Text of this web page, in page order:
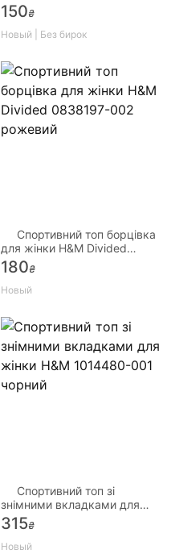
150₴
Новый | Без бирок
Спортивний топ борцівка
для жінки H&M Divided
0838197-002 рожевий
180₴
Новый
Спортивний топ зі
знімними вкладками для
жінки H&M 1014480-001
чорний
315₴
Новый